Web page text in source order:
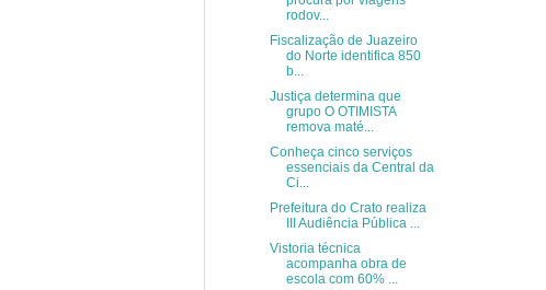
rodov...
Fiscalização de Juazeiro
do Norte identifica 850
b...
Justiça determina que
grupo O OTIMISTA
remova maté...
Conheça cinco serviços
essenciais da Central da
Ci...
Prefeitura do Crato realiza
III Audiência Pública ...
Vistoria técnica
acompanha obra de
escola com 60% ...